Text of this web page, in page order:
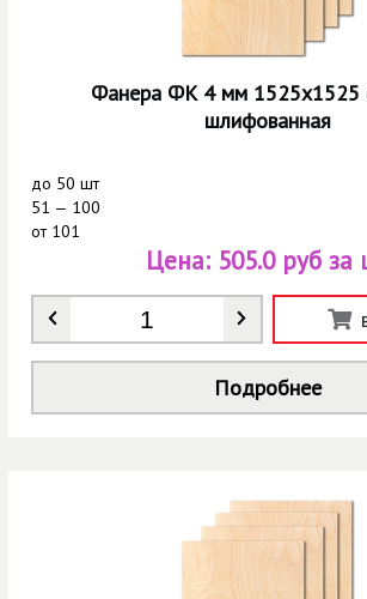
Фанера ФК 4 мм 1525х1525
шлифованная
до 50 шт
51 — 100
от101
Количество
Цена: 505.0 руб за
Подробнее